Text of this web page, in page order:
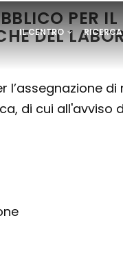
NAVIGAZIONE
PRINCIPALE
IL CENTRO
PER IL
DEL
l’assegnazione
di cui